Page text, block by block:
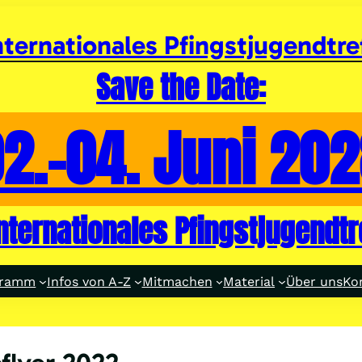
Save the Date:
04. Juni
Infos von A-Z Mitmachen Material Über uns